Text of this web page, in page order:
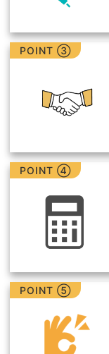
POINT ③
POINT ④
POINT ⑤